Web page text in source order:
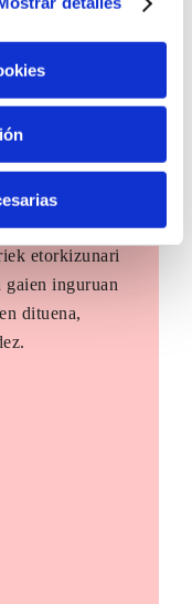
etorkizunari
gaien inguruan
dituena,